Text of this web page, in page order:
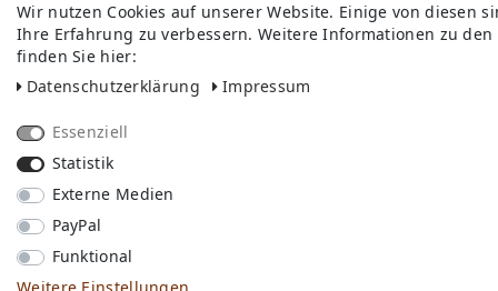
Wir nutzen Cookies auf unserer Website. Einige von diesen
Ihre Erfahrung zu verbessern. Weitere Informationen zu
finden Sie hier:
Daten­schutz­erklärung
Impressum
Essenziell
Statistik
Externe Medien
PayPal
Funktional